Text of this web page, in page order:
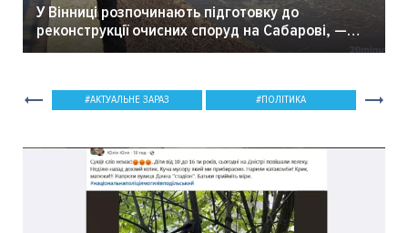
У Вінниці розпочинають підготовку до
реконструкції очисних споруд на Сабарові, —
мер Вінниці.
АКТУАЛЬНЕ ЗАРАЗ ПОЛІТИКА